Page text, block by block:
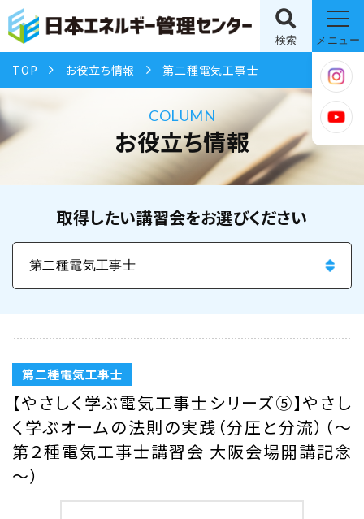
検索 メニュー
TOP お役立ち情報 第二種電気工事士
COLUMN
お役立ち情報
取得したい講習会をお選びください
第二種電気工事士
【やさしく学ぶ電気工事士シリーズ⑤】やさし
く学ぶオームの法則の実践（分圧と分流）（～
第２種電気工事士講習会 大阪会場開講記念
～）